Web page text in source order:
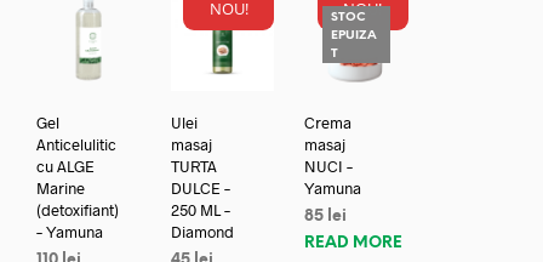
Gel
Anticelulitic
cu ALGE
Marine
(detoxifiant)
– Yamuna
NOU!
Ulei
masaj
TURTA
DULCE –
250 ML –
Diamond
NOU!
STOC
EPUIZA
T
Crema
masaj
NUCI –
Yamuna
85 lei
READ MORE